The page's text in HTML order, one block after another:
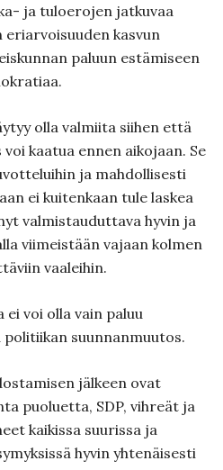
ja tuloerojen jatkuvaa
kasvun
paluun estämiseen
olla valmiita siihen että
kaatua ennen aikojaan. Se
ja mahdollisesti
ei kuitenkaan tule laskea
valmistauduttava hyvin ja
viimeistään vajaan kolmen
vaaleihin.
ei voi olla vain paluu
politiikan suunnanmuutos.
jälkeen ovat
puoluetta, SDP, vihreät ja
kaikissa suurissa ja
hyvin yhtenäisesti